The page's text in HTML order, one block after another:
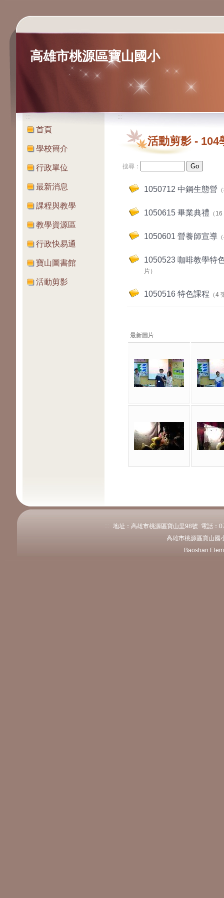
高雄市桃源區寶山國小
:::
首頁
學校簡介
行政單位
最新消息
課程與教學
教學資源區
行政快易通
寶山圖書館
活動剪影
:::
活動剪影 - 104
搜尋：
1050712 中鋼生態營
1050615 畢業典禮 （
1050601 營養師宣導
1050523 咖啡教學特
片）
1050516 特色課程 （4
最新圖片
:::
地址：高雄市桃源區寶山里98號 電話
高雄市桃源區寶山國
Baoshan